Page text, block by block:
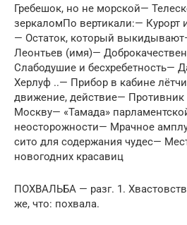
Гребешок, но не морской—
зеркаломПо вертикали:— Курорт
— Остаток, который
Леонтьев (имя)—
Слабодушие и бесхребетность—
Херлуф ..— Прибор в кабине
движение, действие— Противник
Москву— «Тамада»
неосторожности— Мрачное
сито для содержания чудес—
новогодних красавиц
ПОХВАЛЬБА — разг. 1.
же, что: похвала.